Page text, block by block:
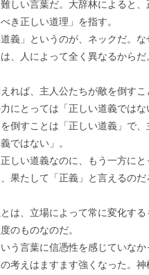
しい言葉だ。大辞林によると
き正しい道理」を指す。
義」というのが、ネックだ。
、人によって全く異なるからだ
れば、主人公たちが敵を倒す
にとっては「正しい道義ではな
倒すことは「正しい道義」で、
ではない」。
しい道義なのに、もう一方に
果たして「正義」と言えるのだ
は、立場によって常に変化する
のものなのだ。
う言葉に信憑性を感じていな
考えはますます強くなった。